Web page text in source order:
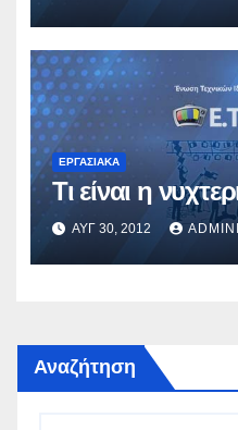
ΕΡΓΑΣΙΑΚΆ
Τι είναι η
ΑΥΓ 30, 2012
Αναζήτηση